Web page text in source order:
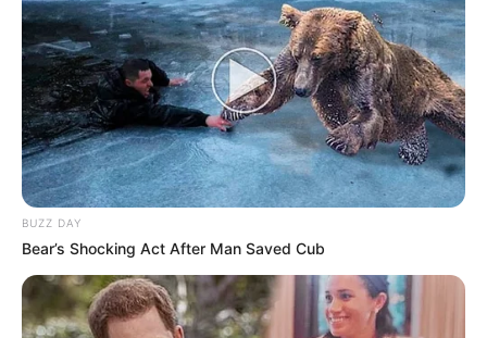
BUZZ DAY
Bear’s Shocking Act After Man Saved Cub